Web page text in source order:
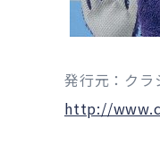
発行元：クラ
http://